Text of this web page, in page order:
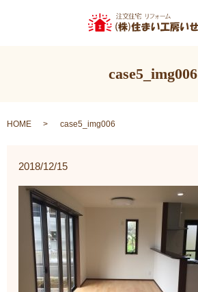
case5_img006
HOME case5_img006
2018/12/15